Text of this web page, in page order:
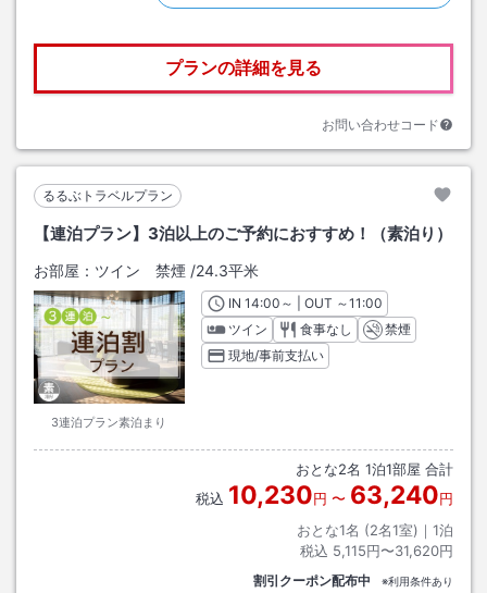
プランの詳細を見る
お問い合わせコード
るるぶトラベルプラン
【連泊プラン】3泊以上のご予約におすすめ！（素泊り）
お部屋： ツイン 禁煙 /24.3平米
3連泊プラン素泊まり
INチェックイン
14:00 ～ | OUT チェックアウト
～11:00
ツイン
食事なし
禁煙
現地/事前支払い
おとな2名 1泊1部屋 合計
税込 10,230円 〜 63,240円
おとな1名 (2名1室)｜ 1泊
税込 5,115円〜31,620円
割引クーポン配布中 ※利用条件あり